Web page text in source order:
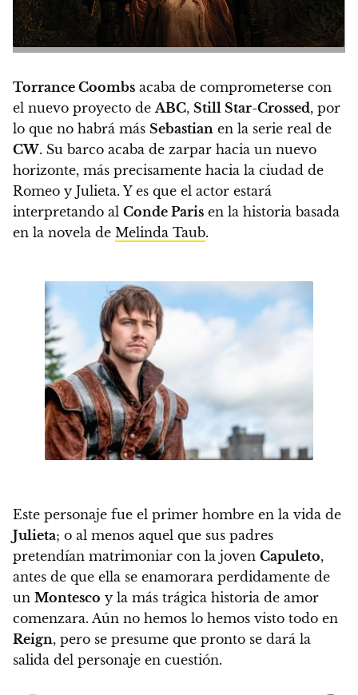
Torrance Coombs acaba de comprometerse con
el nuevo proyecto de ABC, Still Star-Crossed, por
lo que no habrá más Sebastian en la serie real de
CW. Su barco acaba de zarpar hacia un nuevo
horizonte, más precisamente hacia la ciudad de
Romeo y Julieta. Y es que el actor estará
interpretando al Conde Paris en la historia basada
en la novela de Melinda Taub.
Este personaje fue el primer hombre en la vida de
Julieta; o al menos aquel que sus padres
pretendían matrimoniar con la joven Capuleto,
antes de que ella se enamorara perdidamente de
un Montesco y la más trágica historia de amor
comenzara. Aún no hemos lo hemos visto todo en
Reign, pero se presume que pronto se dará la
salida del personaje en cuestión.